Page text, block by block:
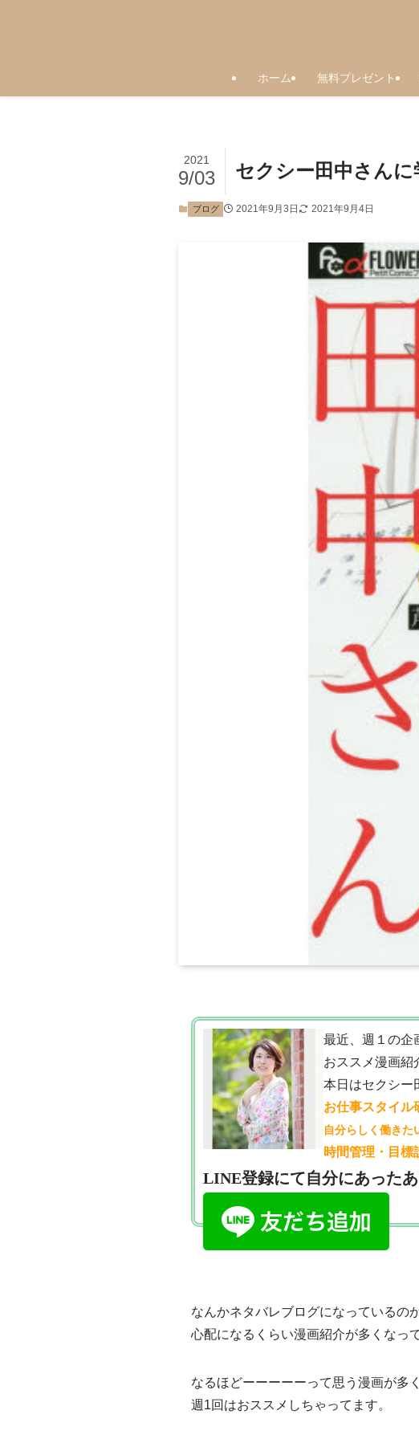
ホーム 無料プレゼント
セクシー田中さん
2021
9/03
ブログ 2021年9月3日 2021年9月4日
最近、週１の企
おススメ漫画紹
本日はセクシー
お仕事スタイル
自分らしく働きた
時間管理・目標
LINE登録にて自分にあった
なんかネタバレブログになっているの
心配になるくらい漫画紹介が多くなっ
なるほどーーーーーって思う漫画が多
週1回はおススメしちゃってます。